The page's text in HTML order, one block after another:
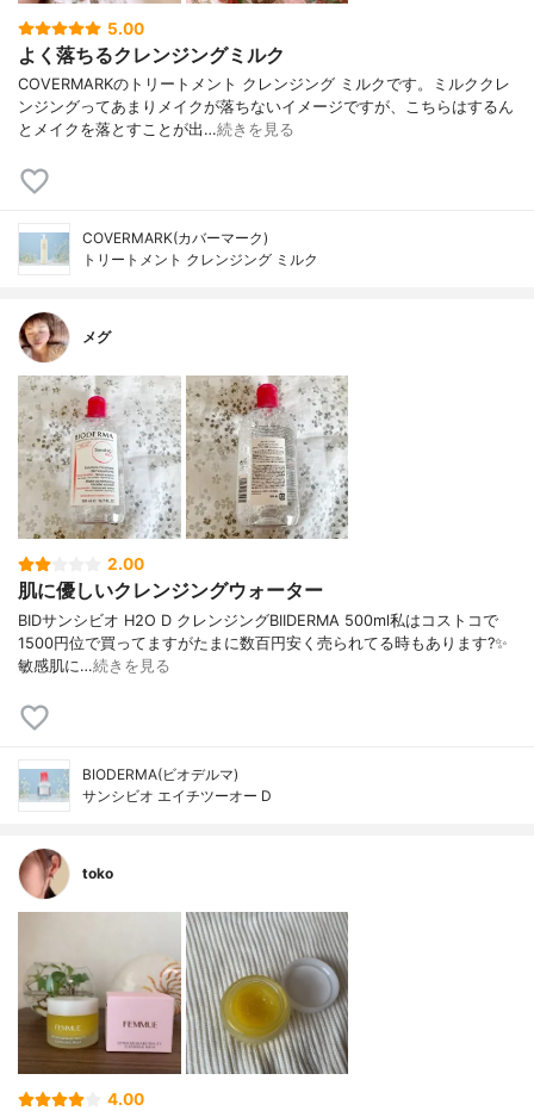
5.00
よく落ちるクレンジングミルク
COVERMARKのトリートメント クレンジング ミルクです。ミルククレ
ンジングってあまりメイクが落ちないイメージですが、こちらはするん
とメイクを落とすことが出…続きを見る
COVERMARK(カバーマーク)
トリートメント クレンジング ミルク
メグ
2.00
肌に優しいクレンジングウォーター
BIDサンシビオ H2O D クレンジングBIIDERMA 500ml私はコストコで
1500円位で買ってますがたまに数百円安く売られてる時もあります?✨
敏感肌に…続きを見る
BIODERMA(ビオデルマ)
サンシビオ エイチツーオー D
toko
4.00